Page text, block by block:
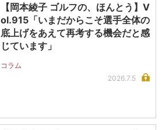
【岡本綾子 ゴルフの、ほんとう】V
ol.915「いまだからこそ選手全体の
底上げをあえて再考する機会だと感
じています」
コラム
2026.7.5